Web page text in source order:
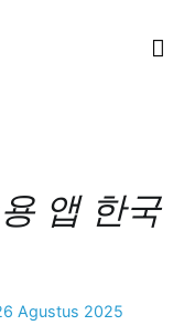
앱 한국
Agustus 2025